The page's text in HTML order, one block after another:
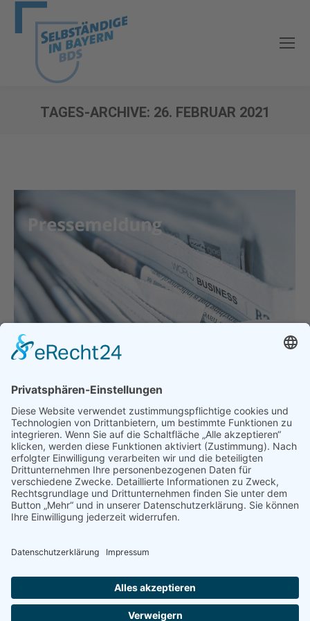
TAGES-ARCHIVE: 26. FEBRUAR 2021
Schulöffnungen ohne Konzept!?
Allgemein Vonbdsadmin 26. Februar 2021
Schulöffnungen ohne Konzept!? BDS Bayern
besorgt über schlechte Organisation München –
Seit Montag, dem 22.02.2021 ist eine Vielzahl der
Schülerinnen und Schüler in Form von
Wechselunterricht an die Schulen zurückgekehrt.
besorgt über die schlechte Vorbereitung an vielen
Schulen. Anscheinend ist es…